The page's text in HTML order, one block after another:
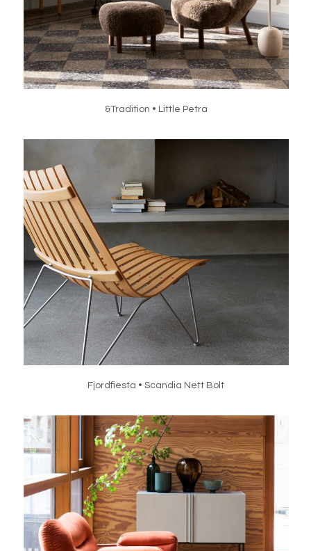
&Tradition • Little Petra
Fjordfiesta • Scandia Nett Bolt